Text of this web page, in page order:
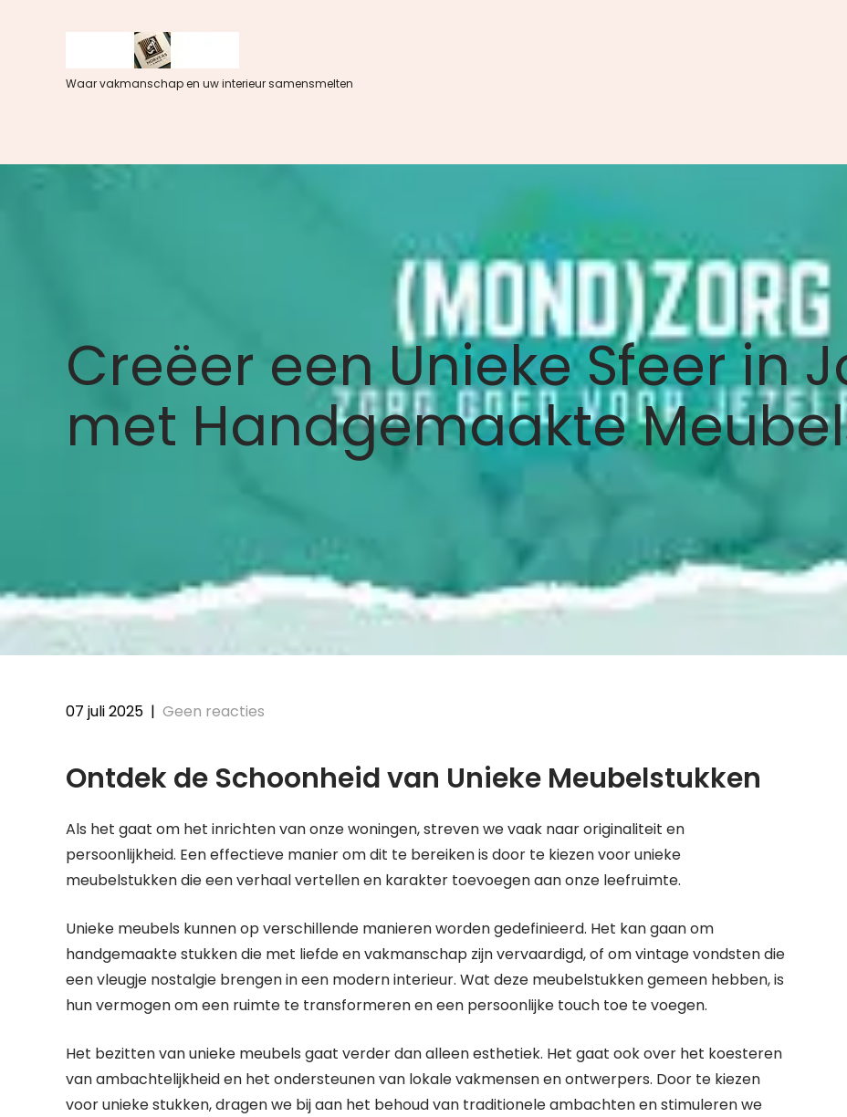
Waar vakmanschap en uw interieur samensmelten
Creëer een Unieke Sfeer in
met Handgemaakte
07 juli 2025 | Geen reacties
Ontdek de Schoonheid van Unieke Meubelstukken
Als het gaat om het inrichten van onze woningen, streven we vaak naar originaliteit en
persoonlijkheid. Een effectieve manier om dit te bereiken is door te kiezen voor unieke
meubelstukken die een verhaal vertellen en karakter toevoegen aan onze leefruimte.
Unieke meubels kunnen op verschillende manieren worden gedefinieerd. Het kan gaan om
handgemaakte stukken die met liefde en vakmanschap zijn vervaardigd, of om vintage vondsten die
een vleugje nostalgie brengen in een modern interieur. Wat deze meubelstukken gemeen hebben, is
hun vermogen om een ruimte te transformeren en een persoonlijke touch toe te voegen.
Het bezitten van unieke meubels gaat verder dan alleen esthetiek. Het gaat ook over het koesteren
van ambachtelijkheid en het ondersteunen van lokale vakmensen en ontwerpers. Door te kiezen
voor unieke stukken, dragen we bij aan het behoud van traditionele ambachten en stimuleren we